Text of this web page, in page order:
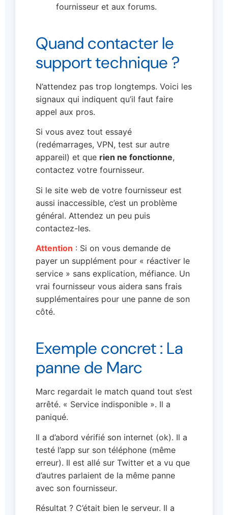
fournisseur et aux forums.
Quand contacter le
support technique ?
N’attendez pas trop longtemps. Voici les
signaux qui indiquent qu’il faut faire
appel aux pros.
Si vous avez tout essayé
(redémarrages, VPN, test sur autre
appareil) et que rien ne fonctionne,
contactez votre fournisseur.
Si le site web de votre fournisseur est
aussi inaccessible, c’est un problème
général. Attendez un peu puis
contactez-les.
Attention : Si on vous demande de
payer un supplément pour « réactiver le
service » sans explication, méfiance. Un
vrai fournisseur vous aidera sans frais
supplémentaires pour une panne de son
côté.
Exemple concret : La
panne de Marc
Marc regardait le match quand tout s’est
arrêté. « Service indisponible ». Il a
paniqué.
Il a d’abord vérifié son internet (ok). Il a
testé l’app sur son téléphone (même
erreur). Il est allé sur Twitter et a vu que
d’autres parlaient de la même panne
avec son fournisseur.
Résultat ? C’était bien le serveur. Il a